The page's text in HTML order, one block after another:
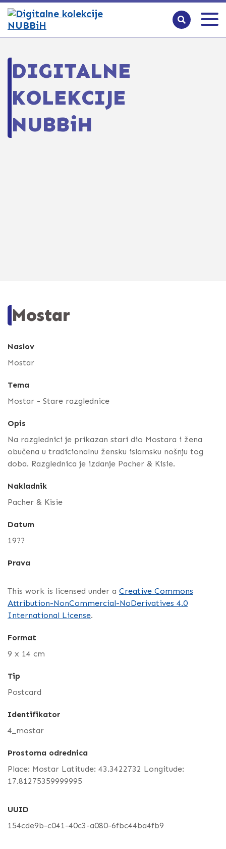
DIGITALNE
KOLEKCIJE
NUBBiH
Mostar
Naslov
Mostar
Tema
Mostar - Stare razglednice
Opis
Na razglednici je prikazan stari dio Mostara i žena
obučena u tradicionalnu žensku islamsku nošnju tog
doba. Razglednica je izdanje Pacher & Kisie.
Nakladnik
Pacher & Kisie
Datum
19??
Prava
This work is licensed under a Creative Commons
Attribution-NonCommercial-NoDerivatives 4.0
International License.
Format
9 x 14 cm
Tip
Postcard
Identifikator
4_mostar
Prostorna odrednica
Place: Mostar Latitude: 43.3422732 Longitude:
17.81275359999995
UUID
154cde9b-c041-40c3-a080-6fbc44ba4fb9